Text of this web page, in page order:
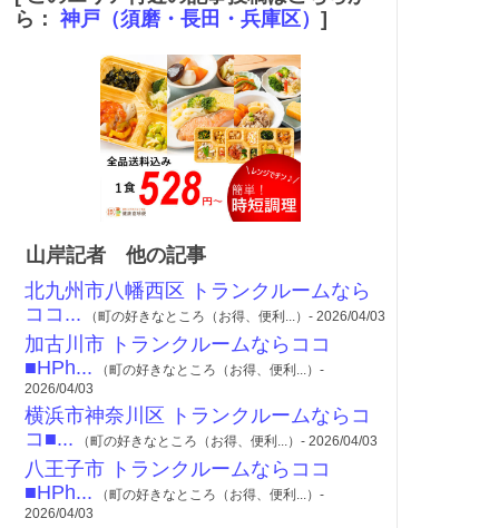
ら： 神戸（須磨・長田・兵庫区） ]
山岸記者 他の記事
北九州市八幡西区 トランクルームなら
ココ... （町の好きなところ（お得、便利...）- 2026/04/03
加古川市 トランクルームならココ
■HPh... （町の好きなところ（お得、便利...）-
2026/04/03
横浜市神奈川区 トランクルームならコ
コ■... （町の好きなところ（お得、便利...）- 2026/04/03
八王子市 トランクルームならココ
■HPh... （町の好きなところ（お得、便利...）-
2026/04/03